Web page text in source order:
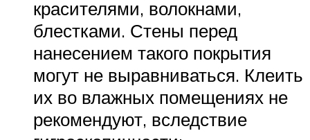
красителями, волокнами,
блестками. Стены перед
нанесением такого покрытия
могут не выравниваться. Клеить
их во влажных помещениях не
рекомендуют, вследствие